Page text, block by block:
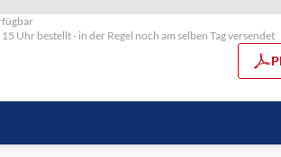
15 Uhr bestellt - in der Regel noch am selben Tag versendet